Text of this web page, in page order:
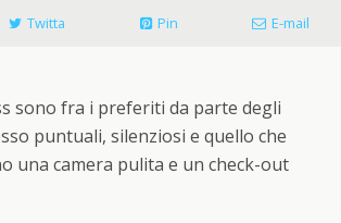
Twitta Pin E-mail
sono fra i preferiti da parte degli
puntuali, silenziosi e quello che
una camera pulita e un check-out